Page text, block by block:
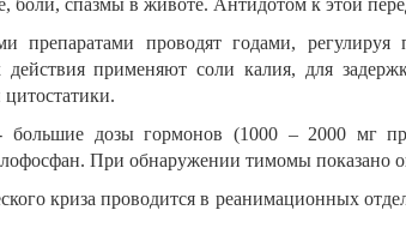
боли, спазмы в животе. Антидотом к этой
препаратами проводят годами,
применяют соли калия, для
- большие дозы гормонов (1000 – 2000 мг
При обнаружении тимомы показано
криза проводится в реанимационных